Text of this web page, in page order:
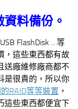
料備份。
FlashDisk …等
，這些東西都有故
送廠維修廠商都不
是很貴的，所以你
RAID等等裝置 ，
這些東西都便宜下